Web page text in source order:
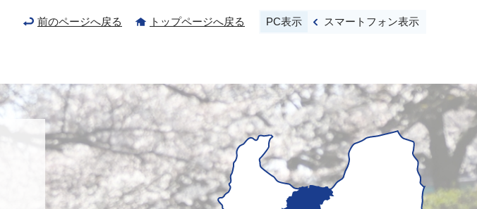
前のページへ戻る トップページへ戻る PC表示 スマートフォン表示